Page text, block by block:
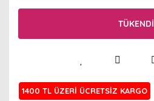
TÜKENDİ
1400 TL ÜZERİ ÜCRETSİZ KARGO